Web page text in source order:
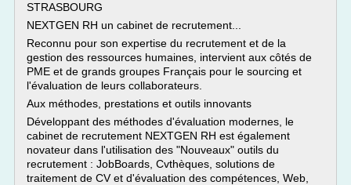
STRASBOURG
NEXTGEN RH un cabinet de recrutement...
Reconnu pour son expertise du recrutement et de la
gestion des ressources humaines, intervient aux côtés de
PME et de grands groupes Français pour le sourcing et
l'évaluation de leurs collaborateurs.
Aux méthodes, prestations et outils innovants
Développant des méthodes d'évaluation modernes, le
cabinet de recrutement NEXTGEN RH est également
novateur dans l'utilisation des "Nouveaux" outils du
recrutement : JobBoards, Cvthèques, solutions de
traitement de CV et d'évaluation des compétences, Web,